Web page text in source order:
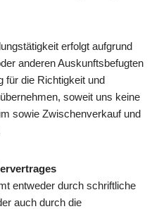
erfolgt aufgrund
anderen Auskunftsbefugten
für die Richtigkeit und
soweit uns keine
sowie Zwischenverkauf und
entweder durch schriftliche
auch durch die